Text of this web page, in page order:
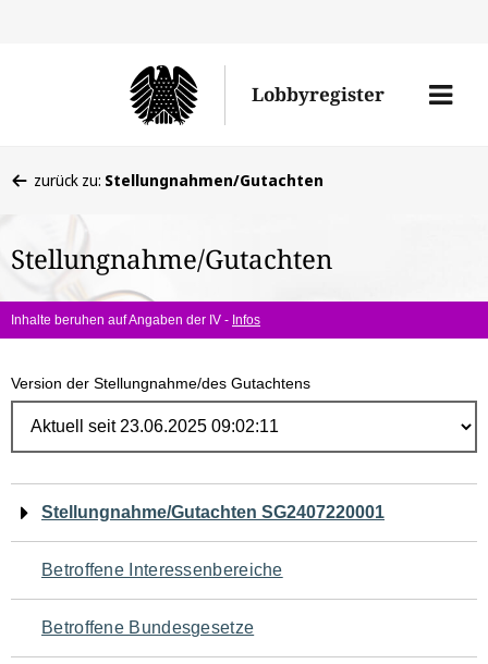
Lobbyregister
Menü
befinden
hier:
zurück zu: Stellungnahmen/Gutachten
Stellungnahme/Gutachten
Inhalte beruhen auf Angaben der IV - Infos
Version der Stellungnahme/des Gutachtens
Navigation
für
den
Seiteninhalt
Stellungnahme/Gutachten SG2407220001
Betroffene Interessenbereiche
Betroffene Bundesgesetze